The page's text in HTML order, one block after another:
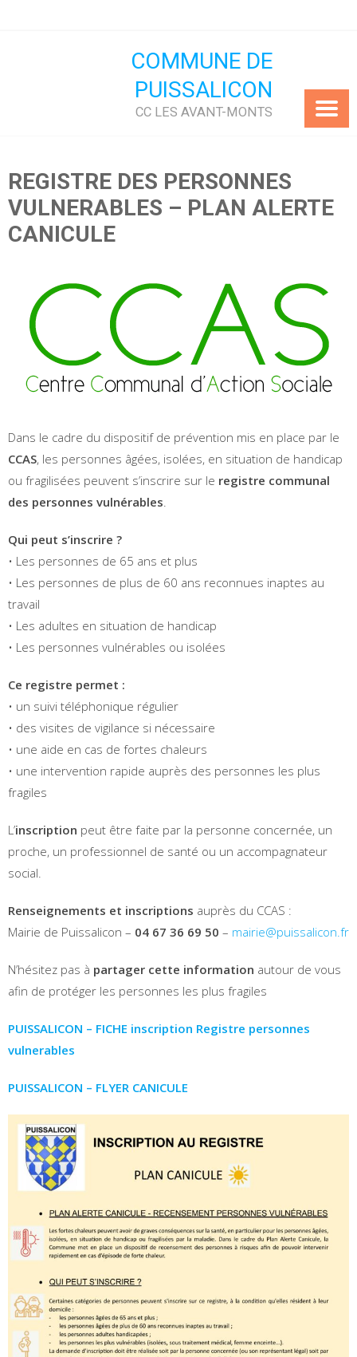
COMMUNE DE
PUISSALICON
CC LES AVANT-MONTS
REGISTRE DES PERSONNES
VULNERABLES – PLAN ALERTE
CANICULE
Dans le cadre du dispositif de prévention mis en place par le
CCAS, les personnes âgées, isolées, en situation de handicap
ou fragilisées peuvent s’inscrire sur le registre communal
des personnes vulnérables.
Qui peut s’inscrire ?
• Les personnes de 65 ans et plus
• Les personnes de plus de 60 ans reconnues inaptes au
travail
• Les adultes en situation de handicap
• Les personnes vulnérables ou isolées
Ce registre permet :
• un suivi téléphonique régulier
• des visites de vigilance si nécessaire
• une aide en cas de fortes chaleurs
• une intervention rapide auprès des personnes les plus
fragiles
L’inscription peut être faite par la personne concernée, un
proche, un professionnel de santé ou un accompagnateur
social.
Renseignements et inscriptions auprès du CCAS :
Mairie de Puissalicon – 04 67 36 69 50 – mairie@puissalicon.fr
N’hésitez pas à partager cette information autour de vous
afin de protéger les personnes les plus fragiles
PUISSALICON – FICHE inscription Registre personnes
vulnerables
PUISSALICON – FLYER CANICULE